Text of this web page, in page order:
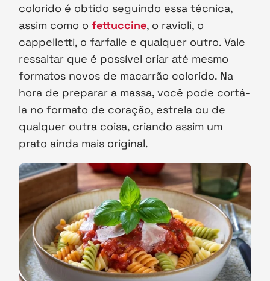
colorido é obtido seguindo essa técnica,
assim como ofettuccine, o ravioli, o
cappelletti, o farfalle e qualquer outro. Vale
ressaltar que é possível criar até mesmo
formatos novos de macarrão colorido. Na
hora de preparar a massa, você pode cortá-
la no formato de coração, estrela ou de
qualquer outra coisa, criando assim um
prato ainda mais original.